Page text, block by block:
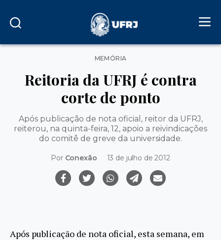
Categorias
MEMÓRIA
Reitoria da UFRJ é contra
corte de ponto
Após publicação de nota oficial, reitor da UFRJ,
reiterou, na quinta-feira, 12, apoio a reivindicações
do comitê de greve da universidade.
Por Conexão 13 de julho de 2012
Após publicação de nota oficial, esta semana, em